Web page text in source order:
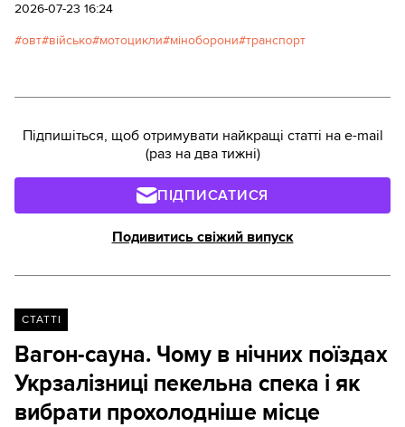
2026-07-23 16:24
овт військо мотоцикли міноборони транспорт
Підпишіться, щоб отримувати найкращі статті на e-mail
(раз на два тижні)
ПІДПИСАТИСЯ
Подивитись свіжий випуск
СТАТТІ
Вагон-сауна. Чому в нічних поїздах
Укрзалізниці пекельна спека і як
вибрати прохолодніше місце